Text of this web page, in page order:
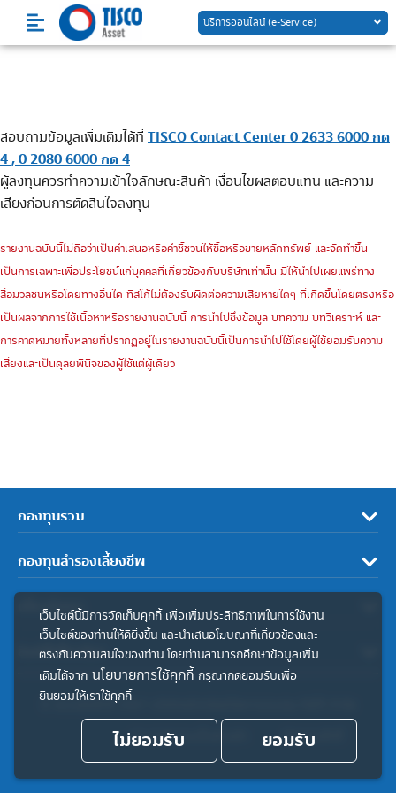
content
บริการออนไลน์ (e-Service)
สอบถามข้อมูลเพิ่มเติมได้ที่ TISCO Contact Center 0 2633 6000 กด
4 , 0 2080 6000 กด 4
ผู้ลงทุนควรทำความเข้าใจลักษณะสินค้า เงื่อนไขผลตอบแทน และความ
เสี่ยงก่อนการตัดสินใจลงทุน
รายงานฉบับนี้ไม่ถือว่าเป็นคำเสนอหรือคำชี้ชวนให้ซื้อหรือขายหลักทรัพย์ และจัดทำขึ้น
เป็นการเฉพาะเพื่อประโยชน์แก่บุคคลที่เกี่ยวข้องกับบริษัทเท่านั้น มิให้นำไปเผยแพร่ทาง
สื่อมวลชนหรือโดยทางอื่นใด ทิสโก้ไม่ต้องรับผิดต่อความเสียหายใดๆ ที่เกิดขึ้นโดยตรงหรือ
เป็นผลจากการใช้เนื้อหาหรือรายงานฉบับนี้ การนำไปซึ่งข้อมูล บทความ บทวิเคราะห์ และ
การคาดหมายทั้งหลายที่ปรากฏอยู่ในรายงานฉบับนี้เป็นการนำไปใช้โดยผู้ใช้ยอมรับความ
เสี่ยงและเป็นดุลยพินิจของผู้ใช้แต่ผู้เดียว
กองทุนรวม
กองทุนสำรองเลี้ยงชีพ
เกี่ยวกับเรา
ลิงค์ที่เกี่ยวข้อง
© สงวนลิขสิทธิ์ 2567 บริษัทหลักทรัพย์จัดการกองทุน ทิสโก้ จำกัด
ประกาศความเป็นส่วนตัว
คำสงวนสิทธิ์
เว็บไซต์นี้มีการจัดเก็บคุกกี้ เพื่อเพิ่มประสิทธิภาพในการใช้งาน
เว็บไซต์ของท่านให้ดียิ่งขึ้น และนำเสนอโฆษณาที่เกี่ยวข้องและ
ตรงกับความสนใจของท่าน โดยท่านสามารถศึกษาข้อมูลเพิ่ม
เติมได้จาก นโยบายการใช้คุกกี้ กรุณากดยอมรับเพื่อ
ยินยอมให้เราใช้คุกกี้
ไม่ยอมรับ ยอมรับ